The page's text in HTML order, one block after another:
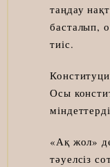
таңдау
басталып,
тиіс.
Осы
«Ақ жол»
тәуелсіз